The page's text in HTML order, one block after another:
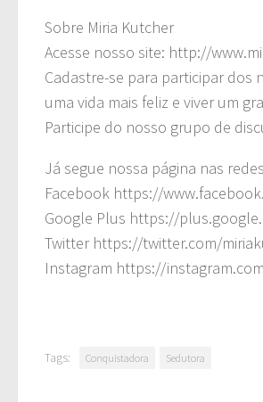
Sobre Miria Kutcher
Acesse nosso site: http://
Cadastre-se para participar
uma vida mais feliz e viver um
Participe do nosso grupo de
Já segue nossa página nas
Facebook https://
Google Plus https://
Twitter https://twitter.com/
Instagram https://
Tags: Conquistadora Sedutora